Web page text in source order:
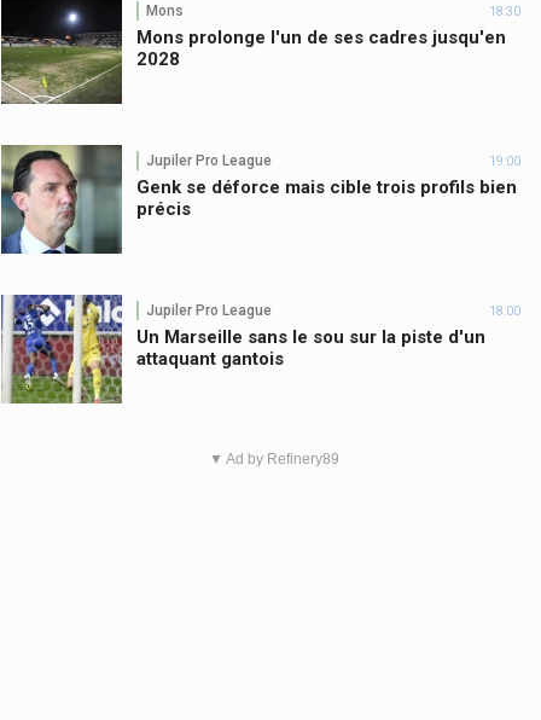
Mons 18:30
Mons prolonge l'un de ses cadres jusqu'en
2028
Jupiler Pro League 19:00
Genk se déforce mais cible trois profils bien
précis
Jupiler Pro League 18:00
Un Marseille sans le sou sur la piste d'un
attaquant gantois
▼ Ad by Refinery89